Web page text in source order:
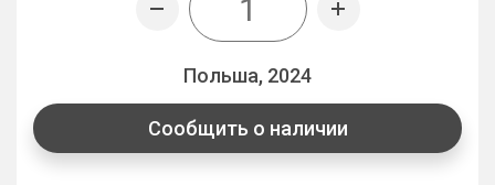
Польша, 2024
Сообщить о наличии